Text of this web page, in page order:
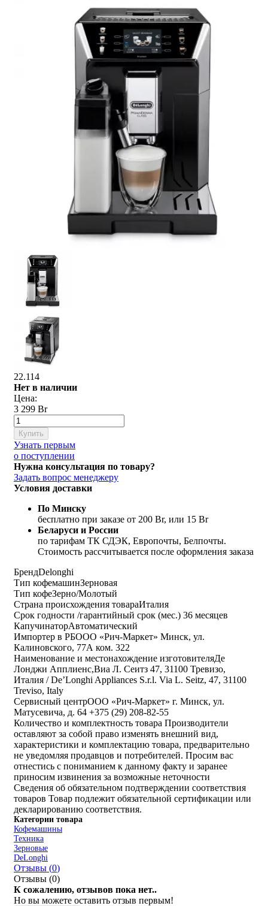
22.114
Нет в наличии
Цена:
3 299 Br
Купить
Узнать первым
о поступлении
Нужна консультация по товару?
Задать вопрос менеджеру
Условия доставки
По Минску
бесплатно при заказе от 200 Br, или 15 Br
Беларуси и России
по тарифам ТК СДЭК, Европочты, Белпочты.
Стоимость рассчитывается после оформления заказа
БрендDelonghi
Тип кофемашинЗерновая
Тип кофеЗерно/Молотый
Страна происхождения товараИталия
Срок годности /гарантийный срок (мес.) 36 месяцев
КапучинаторАвтоматический
Импортер в РБООО «Рич-Маркет» Минск, ул.
Калиновского, 77А ком. 322
Наименование и местонахождение изготовителяДе
Лонджи Апплиенс,Виа Л. Сеитз 47, 31100 Тревизо,
Италия / De’Longhi Appliances S.r.l. Via L. Seitz, 47, 31100
Treviso, Italy
Cервисный центрООО «Рич-Маркет» г. Минск, ул.
Матусевича, д. 64 +375 (29) 208-82-55
Количество и комплектность товара Производители
оставляют за собой право изменять внешний вид,
характеристики и комплектацию товара, предварительно
не уведомляя продавцов и потребителей. Просим вас
отнестись с пониманием к данному факту и заранее
приносим извинения за возможные неточности
Сведения об обязательном подтверждении соответствия
товаров Товар подлежит обязательной сертификации или
декларированию соответствия.
Категории товара
Кофемашины
Техника
Зерновые
DeLonghi
Отзывы (0)
Отзывы (0)
К сожалению, отзывов пока нет..
Но вы можете оставить отзыв первым!